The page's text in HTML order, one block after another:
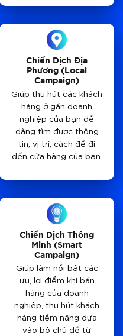
Chiến Dịch Địa
Phương (Local
Campaign)
Giúp thu hút các khách
hàng ở gần doanh
nghiệp của bạn dễ
dàng tìm được thông
tin, vị trí, cách để đi
đến cửa hàng của bạn.
Chiến Dịch Thông
Minh (Smart
Campaign)
Giúp làm nổi bật các
ưu, lợi điểm khi bán
hàng của doanh
nghiệp, thu hút khách
hàng tiềm năng dựa
vào bộ chủ đề từ